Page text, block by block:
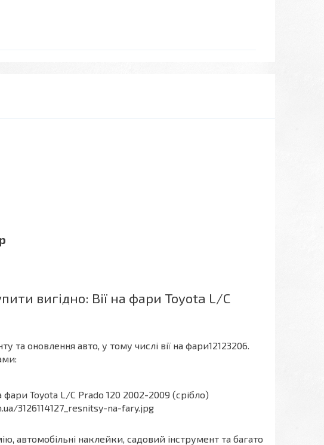
вигідно: Вії на фари Toyota L/C
та оновлення авто, у тому числі вії на фари12123206.
автомобільні наклейки, садовий інструмент та багато